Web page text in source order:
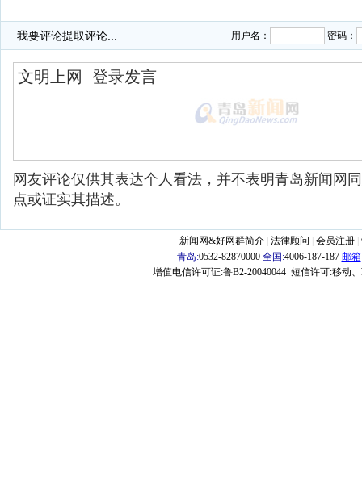
我要评论提取评论... 用户名： 密码：
网友评论仅供其表达个人看法，并不表明青岛新闻网
点或证实其描述。